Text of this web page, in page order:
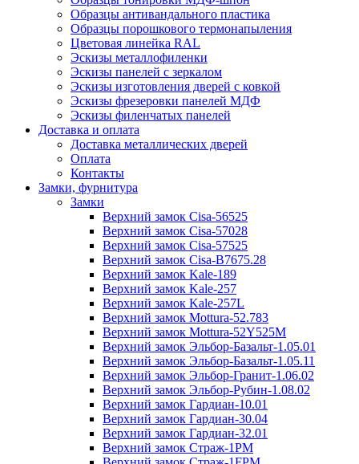
Образцы антивандального пластика
Образцы порошкового термонапыления
Цветовая линейка RAL
Эскизы металлофиленки
Эскизы панелей с зеркалом
Эскизы изготовления дверей с ковкой
Эскизы фрезеровки панелей МДФ
Эскизы филенчатых панелей
Доставка и оплата
Доставка металлических дверей
Оплата
Контакты
Замки, фурнитура
Замки
Верхний замок Cisa-56525
Верхний замок Cisa-57028
Верхний замок Cisa-57525
Верхний замок Cisa-B7675.28
Верхний замок Kale-189
Верхний замок Kale-257
Верхний замок Kale-257L
Верхний замок Mottura-52.783
Верхний замок Mottura-52Y525М
Верхний замок Эльбор-Базальт-1.05.01
Верхний замок Эльбор-Базальт-1.05.11
Верхний замок Эльбор-Гранит-1.06.02
Верхний замок Эльбор-Рубин-1.08.02
Верхний замок Гардиан-10.01
Верхний замок Гардиан-30.04
Верхний замок Гардиан-32.01
Верхний замок Страж-1PM